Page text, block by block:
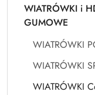
WIATRÓWKI i
GUMOWE
WIATRÓWKI
WIATRÓWKI
WIATRÓWKI